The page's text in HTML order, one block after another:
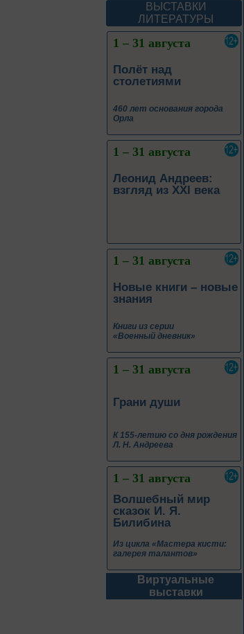
ВЫСТАВКИ
ЛИТЕРАТУРЫ
460 лет основания города
1 – 31 августа
Леонид Андреев:
взгляд из XXI века
1 – 31 августа
Новые книги – новые
знания
1 – 31 августа
Грани души
К 155-летию со дня рождения
1 – 31 августа
Волшебный мир
сказок И. Я.
Из цикла «Мастера кисти:
1 – 31 августа
Фаина Раневская:
искусство быть
собой
К 130-летию Ф. Г. Раневской
1 – 31 августа
Виртуальные
выставки